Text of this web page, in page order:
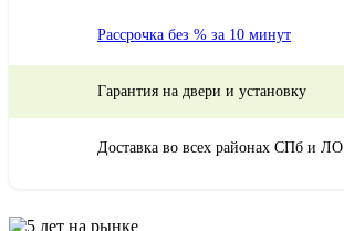
Рассрочка без % за 10 минут
Гарантия на двери и установку
Доставка во всех районах СПб и ЛО